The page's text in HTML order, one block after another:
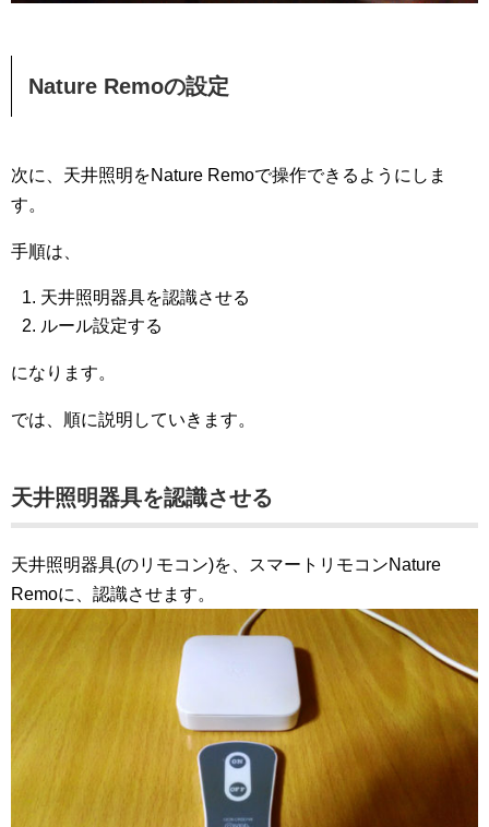
Nature Remoの設定
次に、天井照明をNature Remoで操作できるようにしま
す。
手順は、
天井照明器具を認識させる
ルール設定する
になります。
では、順に説明していきます。
天井照明器具を認識させる
天井照明器具(のリモコン)を、スマートリモコンNature
Remoに、認識させます。